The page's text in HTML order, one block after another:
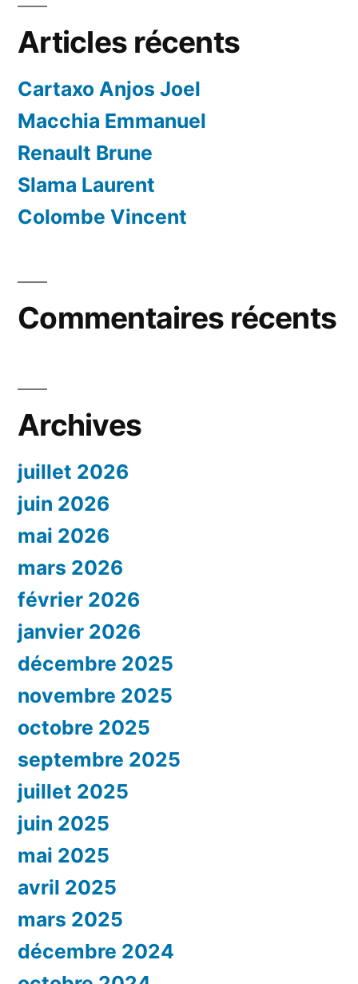
Articles récents
Cartaxo Anjos Joel
Macchia Emmanuel
Renault Brune
Slama Laurent
Colombe Vincent
Commentaires récents
Archives
juillet 2026
juin 2026
mai 2026
mars 2026
février 2026
janvier 2026
décembre 2025
novembre 2025
octobre 2025
septembre 2025
juillet 2025
juin 2025
mai 2025
avril 2025
mars 2025
décembre 2024